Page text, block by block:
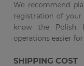
We recommend
registration of
know the Polish
operations easier for
SHIPPING COST